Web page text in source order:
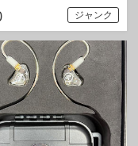
ジャンク